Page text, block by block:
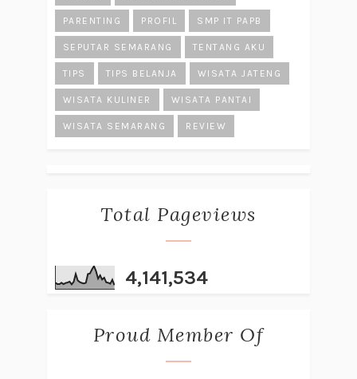
PARENTING PROFIL SMP IT PAPB
SEPUTAR SEMARANG TENTANG AKU
TIPS TIPS BELANJA WISATA JATENG
WISATA KULINER WISATA PANTAI
WISATA SEMARANG REVIEW
Total Pageviews
4,141,534
Proud Member Of